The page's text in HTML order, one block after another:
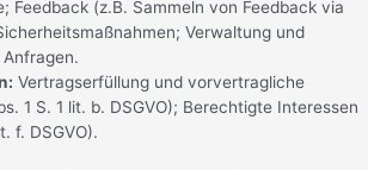
Feedback (z.B. Sammeln von Feedback via
Verwaltung und
Vertragserfüllung und vorvertragliche
1 S. 1 lit. b. DSGVO); Berechtigte Interessen
f. DSGVO).